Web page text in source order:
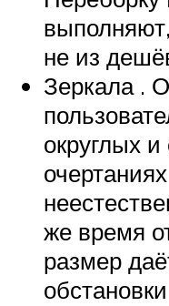
не из
Зеркала .
округлых
же время
размер